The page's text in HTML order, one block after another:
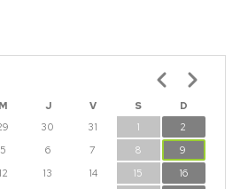
M J V S
D
30 31 1
2
5 6 7 8
9
12 13 14 15 16
Paginación